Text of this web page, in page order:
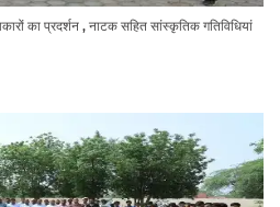
का प्रदर्शन , नाटक सहित सांस्कृतिक गतिविधियां